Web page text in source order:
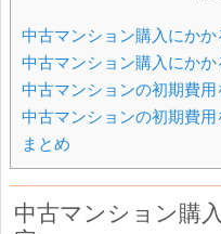
中古マンション購入にか
中古マンション購入にか
中古マンションの初期費
中古マンションの初期費
まとめ
中古マンション購